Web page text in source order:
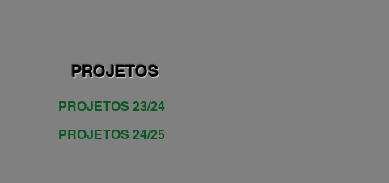
PROJETOS
PROJETOS 23/24
PROJETOS 24/25